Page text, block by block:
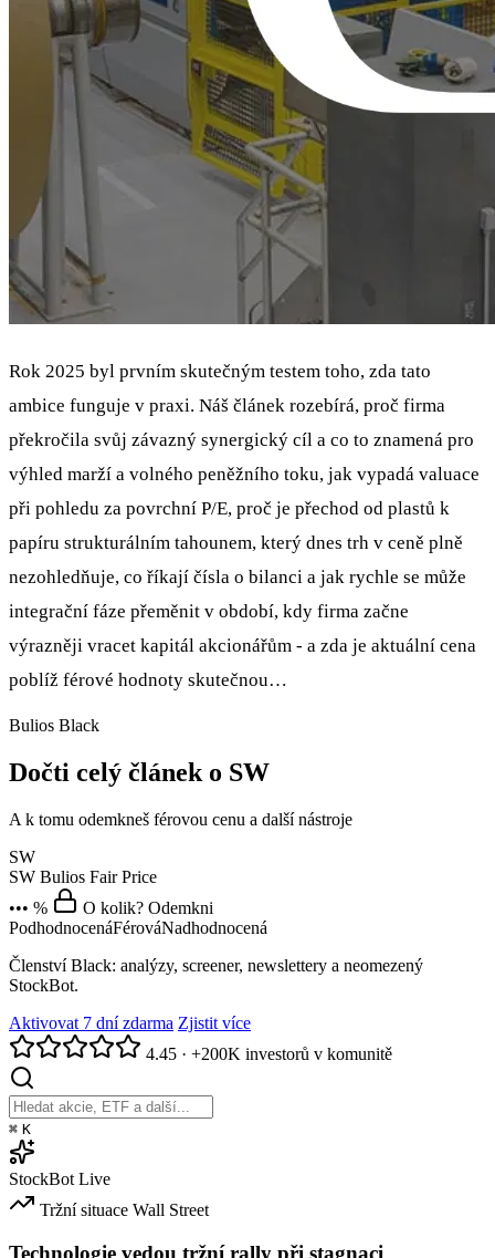
Rok 2025 byl prvním skutečným testem toho, zda tato
ambice funguje v praxi. Náš článek rozebírá, proč firma
překročila svůj závazný synergický cíl a co to znamená pro
výhled marží a volného peněžního toku, jak vypadá valuace
při pohledu za povrchní P/E, proč je přechod od plastů k
papíru strukturálním tahounem, který dnes trh v ceně plně
nezohledňuje, co říkají čísla o bilanci a jak rychle se může
integrační fáze přeměnit v období, kdy firma začne
výrazněji vracet kapitál akcionářům - a zda je aktuální cena
poblíž férové hodnoty skutečnou…
Bulios Black
Dočti celý článek o SW
A k tomu odemkneš férovou cenu a další nástroje
SW
SW Bulios Fair Price
••• %
O kolik? Odemkni
PodhodnocenáFérováNadhodnocená
Členství Black: analýzy, screener, newslettery a neomezený
StockBot.
Aktivovat 7 dní zdarma Zjistit více
4.45 · +200K investorů v komunitě
⌘ K
StockBot Live
Tržní situace Wall Street
Technologie vedou tržní rally při stagnaci